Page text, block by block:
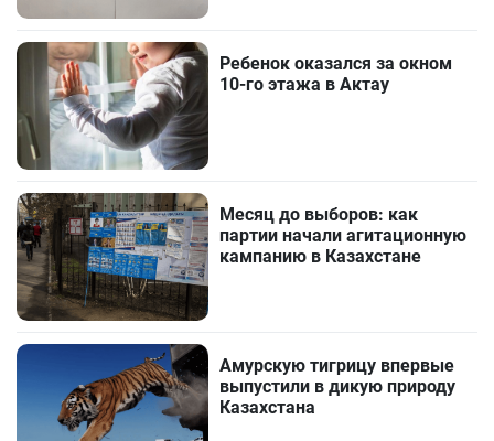
Ребенок оказался за окном
10-го этажа в Актау
Месяц до выборов: как
партии начали агитационную
кампанию в Казахстане
Амурскую тигрицу впервые
выпустили в дикую природу
Казахстана